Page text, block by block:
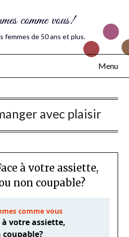
comme vous!
femmes de 50 ans et plus.
Menu
avec plaisir
à votre assiette,
non coupable?